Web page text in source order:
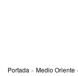
Portada » Medio Oriente